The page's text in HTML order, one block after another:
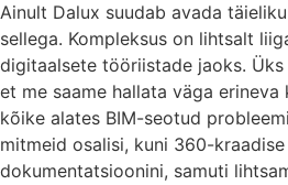
Ainult Dalux suudab avada
sellega. Kompleksus on lihtsalt
digitaalsete tööriistade jaoks.
et me saame hallata väga erineva
kõike alates BIM-seotud
mitmeid osalisi, kuni 360-
dokumentatsioonini, samuti